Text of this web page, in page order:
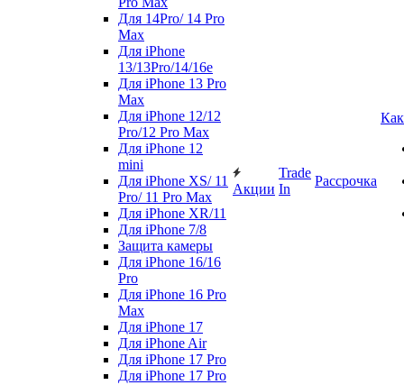
Для 14Pro/ 14 Pro
Max
Для iPhone
13/13Pro/14/16e
Для iPhone 13 Pro
Max
Для iPhone 12/12
Pro/12 Pro Max
Для iPhone 12
mini
Для iPhone XS/ 11
Pro/ 11 Pro Max
Для iPhone XR/11
Для iPhone 7/8
Защита камеры
Для iPhone 16/16
Pro
Для iPhone 16 Pro
Max
Для iPhone 17
Для iPhone Air
Для iPhone 17 Pro
Для iPhone 17 Pro
Акции
Trade
In
Рассрочка